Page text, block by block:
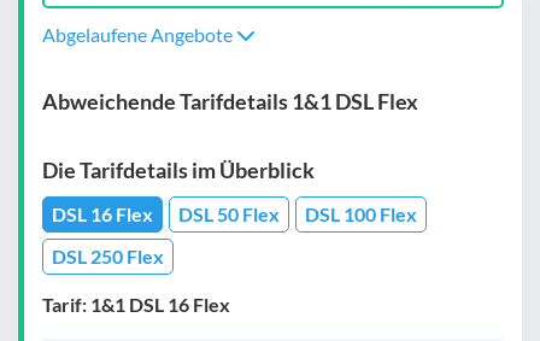
Abgelaufene Angebote
Abweichende Tarifdetails 1&1 DSL Flex
Die Tarifdetails im Überblick
DSL 16 Flex DSL 50 Flex
DSL 100 Flex
DSL 250 Flex
Tarif: 1&1 DSL 16 Flex